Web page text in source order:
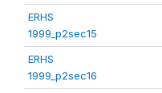
ERHS
1999_p2sec15
ERHS
1999_p2sec16